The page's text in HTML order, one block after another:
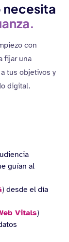
necesita
con
fijar una
tus objetivos y
digital.
guían al
) desde el día
Vitals)